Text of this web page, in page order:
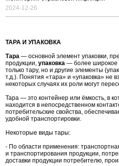
2024-12-26
ТАРА И УПАКОВКА
Тара — основной элемент упаковки,
продукции, упаковка — более широкое
только тару, но и другие элементы
т.д.). Понятия «тара» и «упаковка» не
некоторых случаях их роли могут
Тара — это контейнер или ёмкость, в
находится в непосредственном
потребительские свойства,
удобной транспортировки.
Некоторые виды тары:
- По области применения:
и транспортирования продукции,
доставки продукции потребителю,